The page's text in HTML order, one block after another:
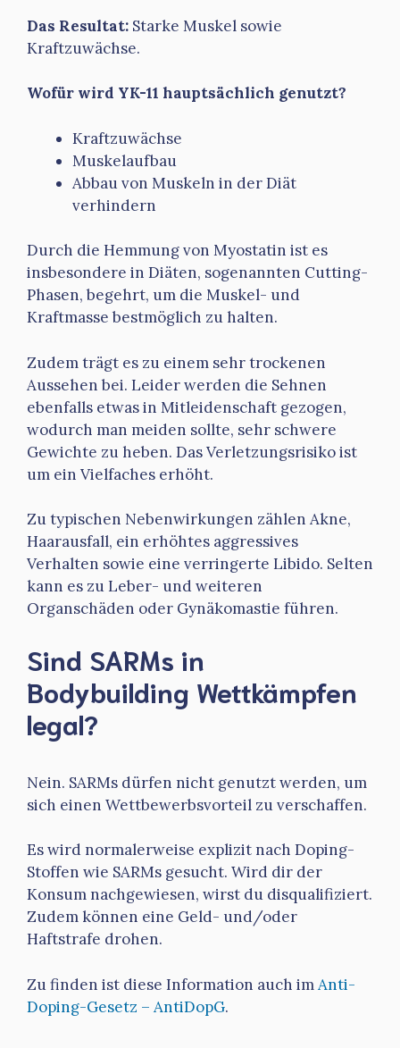
Das Resultat: Starke Muskel sowie
Kraftzuwächse.
Wofür wird YK-11 hauptsächlich genutzt?
Kraftzuwächse
Muskelaufbau
Abbau von Muskeln in der Diät
verhindern
Durch die Hemmung von Myostatin ist es
insbesondere in Diäten, sogenannten Cutting-
Phasen, begehrt, um die Muskel- und
Kraftmasse bestmöglich zu halten.
Zudem trägt es zu einem sehr trockenen
Aussehen bei. Leider werden die Sehnen
ebenfalls etwas in Mitleidenschaft gezogen,
wodurch man meiden sollte, sehr schwere
Gewichte zu heben. Das Verletzungsrisiko ist
um ein Vielfaches erhöht.
Zu typischen Nebenwirkungen zählen Akne,
Haarausfall, ein erhöhtes aggressives
Verhalten sowie eine verringerte Libido. Selten
kann es zu Leber- und weiteren
Organschäden oder Gynäkomastie führen.
Sind SARMs in
Bodybuilding Wettkämpfen
legal?
Nein. SARMs dürfen nicht genutzt werden, um
sich einen Wettbewerbsvorteil zu verschaffen.
Es wird normalerweise explizit nach Doping-
Stoffen wie SARMs gesucht. Wird dir der
Konsum nachgewiesen, wirst du disqualifiziert.
Zudem können eine Geld- und/oder
Haftstrafe drohen.
Zu finden ist diese Information auch imAnti-
Doping-Gesetz – AntiDopG.